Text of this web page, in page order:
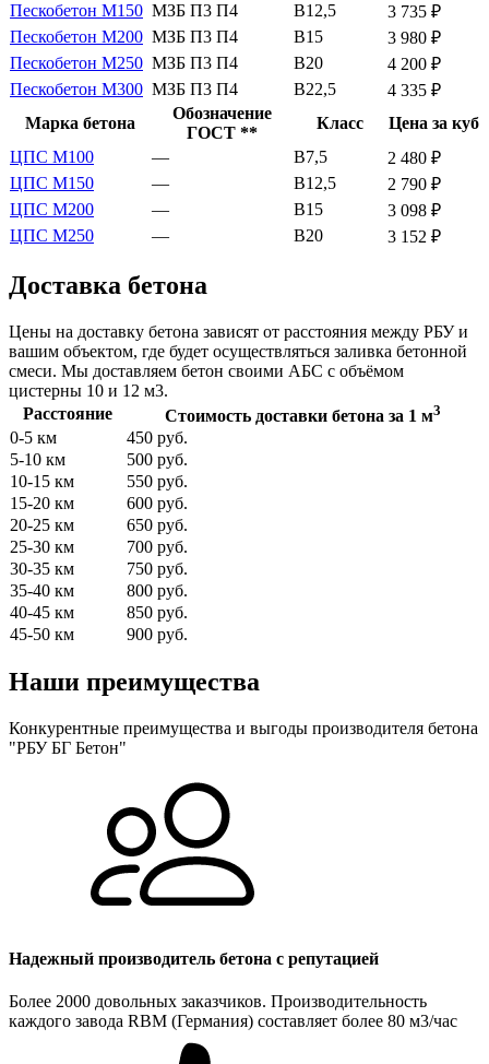
Пескобетон М150 МЗБ П3 П4 В12,5
3 735 ₽
Пескобетон М200 МЗБ П3 П4 В15
3 980 ₽
Пескобетон М250 МЗБ П3 П4 В20
4 200 ₽
Пескобетон М300 МЗБ П3 П4 В22,5
4 335 ₽
Марка бетона
Обозначение
ГОСТ **
Класс
Цена за куб
ЦПС М100
— В7,5
2 480 ₽
ЦПС М150
— В12,5
2 790 ₽
ЦПС М200
— В15
3 098 ₽
ЦПС М250
— В20 3 152 ₽
Доставка бетона
Цены на доставку бетона зависят от расстояния между РБУ и
вашим объектом, где будет осуществляться заливка бетонной
смеси. Мы доставляем бетон своими АБС с объёмом
цистерны 10 и 12 м3.
Расстояние
Стоимость доставки бетона за 1 м3
0-5 км
450 руб.
5-10 км
500 руб.
10-15 км
550 руб.
15-20 км
600 руб.
20-25 км
650 руб.
25-30 км
700 руб.
30-35 км
750 руб.
35-40 км
800 руб.
40-45 км
850 руб.
45-50 км
900 руб.
Наши преимущества
Конкурентные преимущества и выгоды производителя бетона
"РБУ БГ Бетон"
Надежный производитель бетона с репутацией
Более 2000 довольных заказчиков. Производительность
каждого завода RBM (Германия) составляет более 80 м3/час